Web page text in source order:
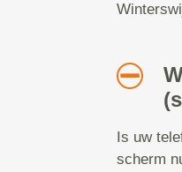
Is uw
scherm